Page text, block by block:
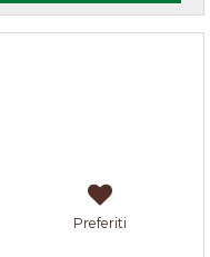
Preferiti